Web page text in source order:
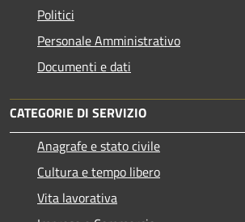
Politici
Personale Amministrativo
Documenti e dati
CATEGORIE DI SERVIZIO
Anagrafe e stato civile
Cultura e tempo libero
Vita lavorativa